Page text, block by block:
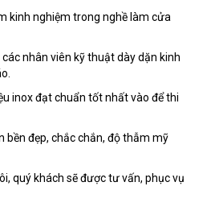
kinh nghiệm trong nghề làm cửa
nhân viên kỹ thuật dày dặn kinh
inox đạt chuẩn tốt nhất vào để thi
bền đẹp, chắc chắn, độ thẫm mỹ
quý khách sẽ được tư vấn, phục vụ